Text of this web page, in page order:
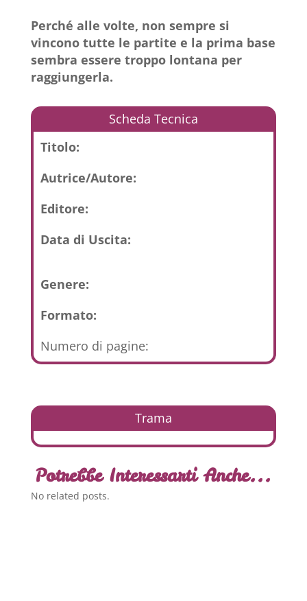
Perché alle volte, non sempre si
vincono tutte le partite e la prima base
sembra essere troppo lontana per
raggiungerla.
Scheda Tecnica
Titolo:
Autrice/Autore:
Editore:
Data di Uscita:
Genere:
Formato:
Numero di pagine:
Trama
Potrebbe Interessarti Anche...
No related posts.